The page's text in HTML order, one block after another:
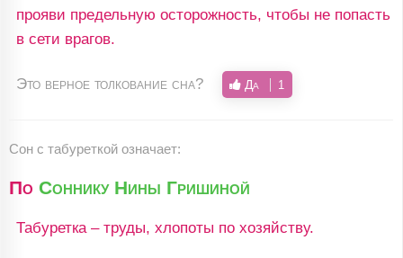
прояви предельную осторожность, чтобы не попасть
в сети врагов.
Это верное толкование сна? Да 1
Сон с табуреткой означает:
По Соннику Нины Гришиной
Табуретка – труды, хлопоты по хозяйству.